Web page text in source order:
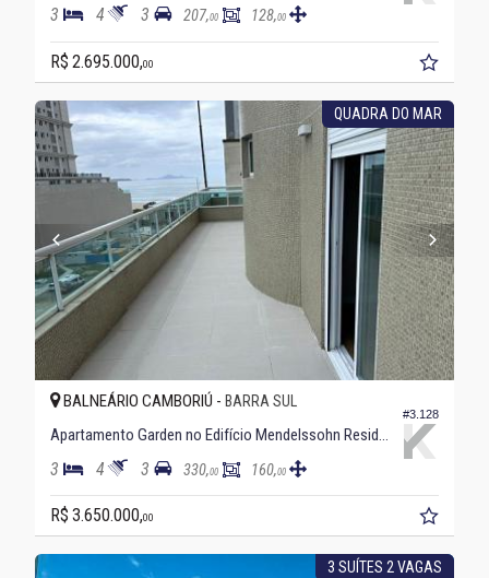
3 4 3 207,00 128,00
R$ 2.695.000,00
QUADRA DO MAR
#3.128
BALNEÁRIO CAMBORIÚ - BARRA SUL
Apartamento Garden no Edifício Mendelssohn Residence
3 4 3 330,00 160,00
R$ 3.650.000,00
3 SUÍTES 2 VAGAS